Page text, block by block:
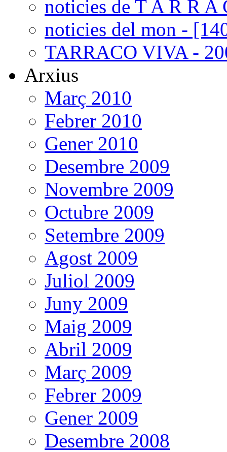
noticies de T A R R A
noticies del mon -
TARRACO VIVA -
Arxius
Març 2010
Febrer 2010
Gener 2010
Desembre 2009
Novembre 2009
Octubre 2009
Setembre 2009
Agost 2009
Juliol 2009
Juny 2009
Maig 2009
Abril 2009
Març 2009
Febrer 2009
Gener 2009
Desembre 2008